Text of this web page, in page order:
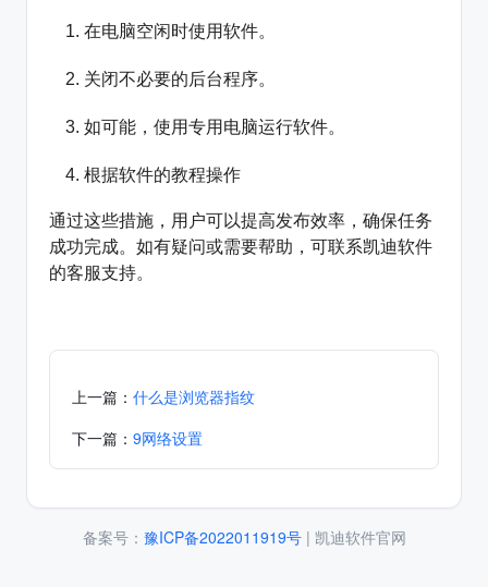
在电脑空闲时使用软件。
关闭不必要的后台程序。
如可能，使用专用电脑运行软件。
根据软件的教程操作
通过这些措施，用户可以提高发布效率，确保任务
成功完成。如有疑问或需要帮助，可联系凯迪软件
的客服支持。
上一篇： 什么是浏览器指纹
下一篇： 9网络设置
备案号： 豫ICP备2022011919号| 凯迪软件官网